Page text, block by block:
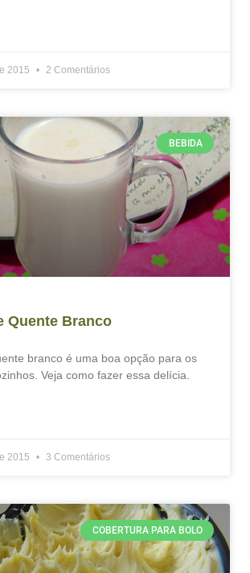
2015 2 Comentários
BEBIDA
Quente Branco
branco é uma boa opção para os
Veja como fazer essa delícia.
2015 3 Comentários
COBERTURA PARA BOLO